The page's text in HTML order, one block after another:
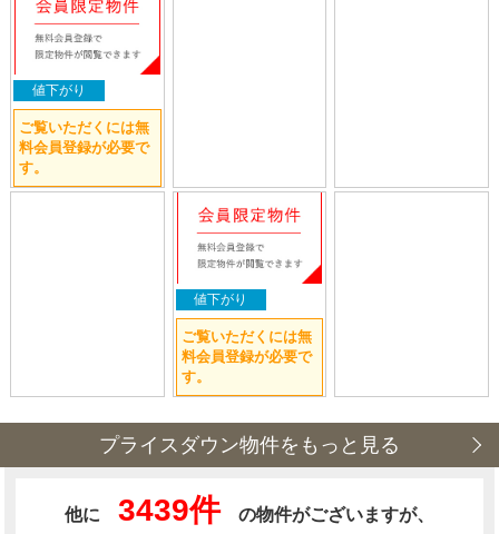
値下がり
ご覧いただくには無
料会員登録が必要で
す。
値下がり
ご覧いただくには無
料会員登録が必要で
す。
プライスダウン物件をもっと見る
他に 3439件の物件がございますが、